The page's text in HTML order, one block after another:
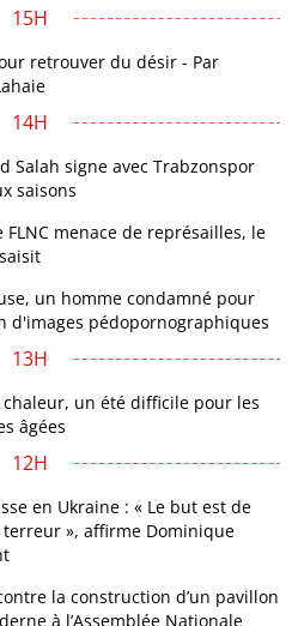
15H
retrouver du désir - Par
14H
Salah signe avec Trabzonspor
saisons
FLNC menace de représailles, le
un homme condamné pour
d'images pédopornographiques
13H
chaleur, un été difficile pour les
âgées
12H
en Ukraine : « Le but est de
terreur », affirme Dominique
la construction d’un pavillon
à l’Assemblée Nationale